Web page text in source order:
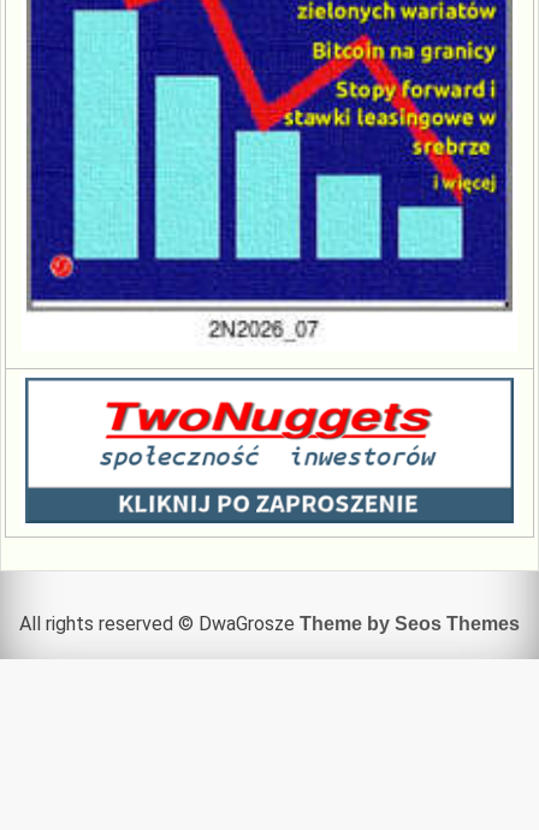
All rights reserved © DwaGrosze Theme by Seos Themes